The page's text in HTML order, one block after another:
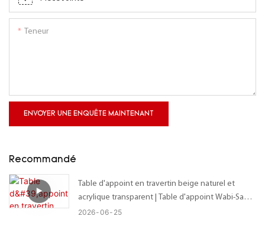
Teneur
ENVOYER UNE ENQUÊTE MAINTENANT
Recommandé
Table d'appoint en travertin beige naturel et
acrylique transparent | Table d'appoint Wabi-Sabi
sur mesure avec plateau organique irrégulier –
2026 06 25